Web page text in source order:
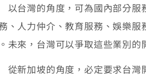
台灣的角度，可為國內部分服
、人力仲介、教育服務、娛樂
未來，台灣可以爭取這些業別的
新加坡的角度，必定要求台灣